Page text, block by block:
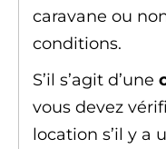
caravane ou
conditions.
S’il s’agit d’une
vous devez
location s’il y a